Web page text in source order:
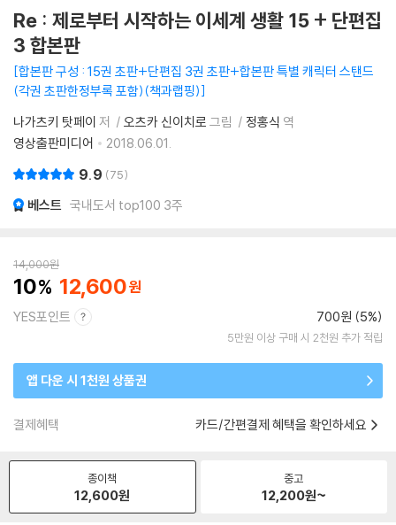
Re : 제로부터 시작하는 이세계 생활 15 + 단편집
3 합본판
합본판 구성 : 15권 초판+단편집 3권 초판+합본판 특별 캐릭터 스탠드
(각권 초판한정부록 포함)(책과랩핑)
나가츠키 탓페이 저 오츠카 신이치로 그림 정홍식 역
영상출판미디어
2018.06.01.
9.9 75
베스트 국내도서 top100 3주
14,000원
10 12,600
YES포인트 700원 (5%)
5만원 이상 구매 시 2천원 추가 적립
앱 다운 시 1천원 상품권
결제혜택 카드/간편결제 혜택을 확인하세요
종이책
12,600원
중고
12,200원~